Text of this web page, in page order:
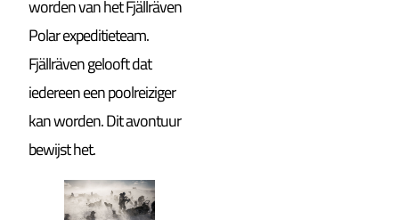
worden van het Fjällräven
Polar expeditieteam.
Fjällräven gelooft dat
iedereen een poolreiziger
kan worden. Dit avontuur
bewijst het.